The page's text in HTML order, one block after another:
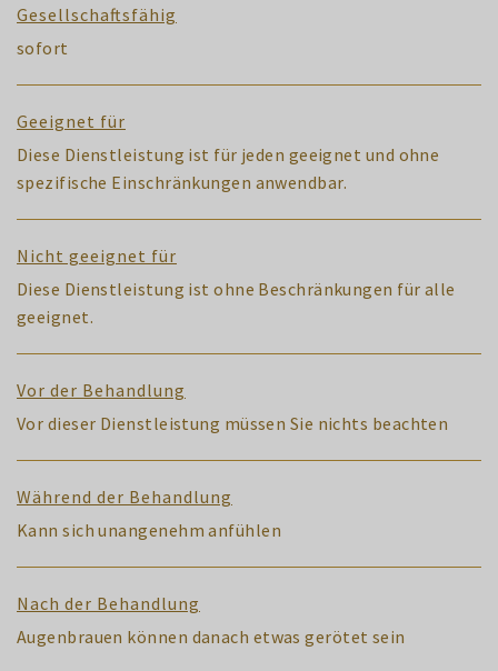
Gesellschaftsfähig
sofort
Geeignet für
Diese Dienstleistung ist für jeden geeignet und ohne
spezifische Einschränkungen anwendbar.
Nicht geeignet für
Diese Dienstleistung ist ohne Beschränkungen für alle
geeignet.
Vor der Behandlung
Vor dieser Dienstleistung müssen Sie nichts beachten
Während der Behandlung
Kann sich unangenehm anfühlen
Nach der Behandlung
Augenbrauen können danach etwas gerötet sein